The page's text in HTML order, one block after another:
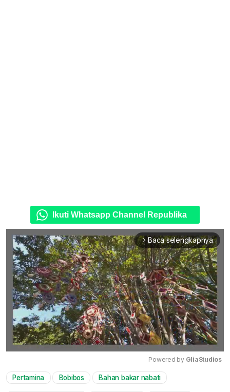
Ikuti Whatsapp Channel Republika
arrow_forward_ios Baca selengkapnya
Powered by GliaStudios
Pertamina Bobibos Bahan bakar nabati